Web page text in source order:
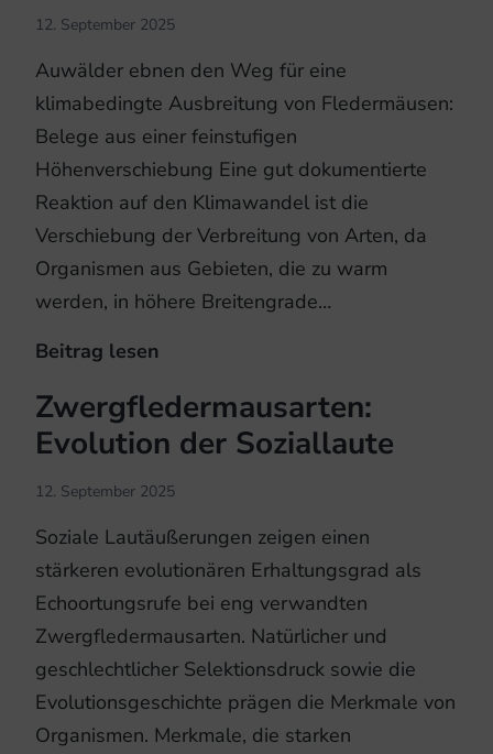
Arten
12. September 2025
Auwälder ebnen den Weg für eine
klimabedingte Ausbreitung von Fledermäusen:
Belege aus einer feinstufigen
Höhenverschiebung Eine gut dokumentierte
Reaktion auf den Klimawandel ist die
Verschiebung der Verbreitung von Arten, da
Organismen aus Gebieten, die zu warm
werden, in höhere Breitengrade…
Beitrag lesen
klimabedingte
Ausbreitung
Zwergfledermausarten:
Evolution der Soziallaute
12. September 2025
Soziale Lautäußerungen zeigen einen
stärkeren evolutionären Erhaltungsgrad als
Echoortungsrufe bei eng verwandten
Zwergfledermausarten. Natürlicher und
geschlechtlicher Selektionsdruck sowie die
Evolutionsgeschichte prägen die Merkmale von
Organismen. Merkmale, die starken